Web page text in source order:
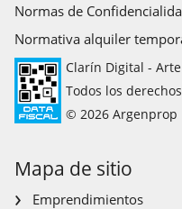
Normas de
Normativa alquiler
Clarín Digital -
Todos los
© 2026 Argenprop
Mapa de sitio
Emprendimientos